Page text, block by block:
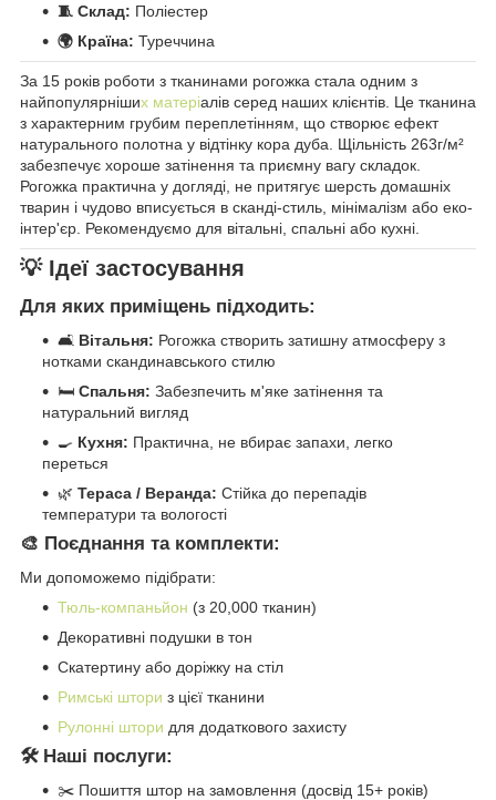
🧵 Склад: Поліестер
🌍 Країна: Туреччина
За 15 років роботи з тканинами рогожка стала одним з
найпопулярніших матеріалів серед наших клієнтів. Це тканина
з характерним грубим переплетінням, що створює ефект
натурального полотна у відтінку кора дуба. Щільність 263г/м²
забезпечує хороше затінення та приємну вагу складок.
Рогожка практична у догляді, не притягує шерсть домашніх
тварин і чудово вписується в сканді-стиль, мінімалізм або еко-
інтер'єр. Рекомендуємо для вітальні, спальні або кухні.
💡 Ідеї застосування
Для яких приміщень підходить:
🛋️ Вітальня: Рогожка створить затишну атмосферу з
нотками скандинавського стилю
🛏️ Спальня: Забезпечить м'яке затінення та
натуральний вигляд
🍳 Кухня: Практична, не вбирає запахи, легко
переться
🌿 Тераса / Веранда: Стійка до перепадів
температури та вологості
🎨 Поєднання та комплекти:
Ми допоможемо підібрати:
Тюль-компаньйон (з 20,000 тканин)
Декоративні подушки в тон
Скатертину або доріжку на стіл
Римські штори з цієї тканини
Рулонні штори для додаткового захисту
🛠️ Наші послуги:
✂️ Пошиття штор на замовлення (досвід 15+ років)